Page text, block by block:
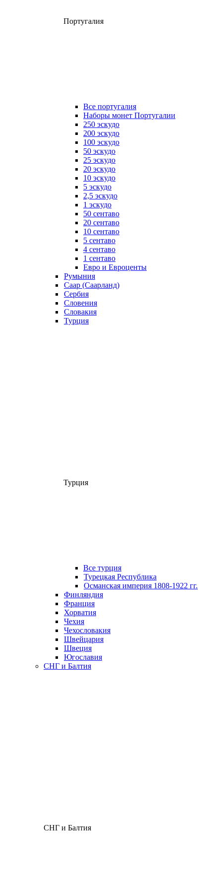
Португалия
Все португалия
Наборы монет Португалии
250 эскудо
200 эскудо
100 эскудо
50 эскудо
25 эскудо
20 эскудо
10 эскудо
5 эскудо
2,5 эскудо
1 эскудо
50 сентаво
20 сентаво
10 сентаво
5 сентаво
4 сентаво
1 сентаво
Евро и Евроценты
Румыния
Саар (Саарланд)
Сербия
Словения
Словакия
Турция
Турция
Все турция
Турецкая Республика
Османская империя 1808-1922 гг.
Финляндия
Франция
Хорватия
Чехия
Чехословакия
Швейцария
Швеция
Югославия
СНГ и Балтия
СНГ и Балтия